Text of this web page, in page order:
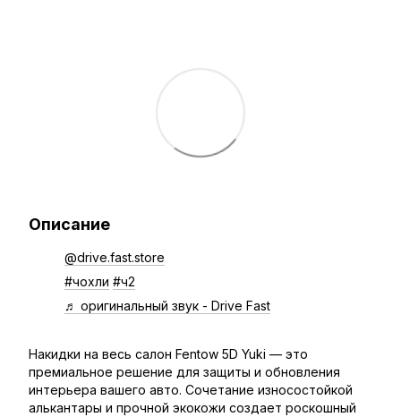
Описание
@drive.fast.store
#чохли #ч2
♬ оригинальный звук - Drive Fast
Накидки на весь салон Fentow 5D Yuki — это
премиальное решение для защиты и обновления
интерьера вашего авто. Сочетание износостойкой
алькантары и прочной экокожи создает роскошный